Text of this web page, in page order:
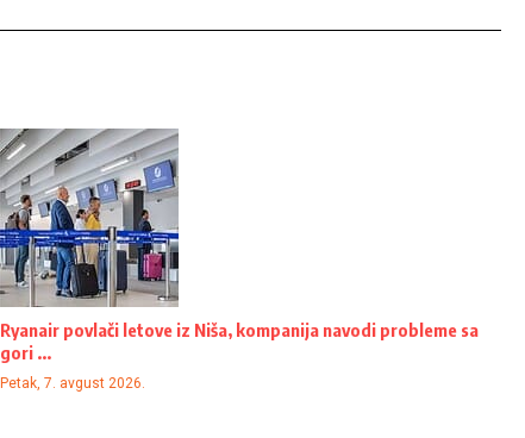
Ryanair povlači letove iz Niša, kompanija navodi probleme sa
gori ...
Petak, 7. avgust 2026.